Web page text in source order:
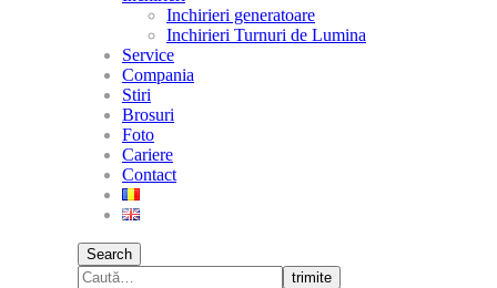
Inchirieri generatoare
Inchirieri Turnuri de Lumina
Service
Compania
Stiri
Brosuri
Foto
Cariere
Contact
Search
trimite